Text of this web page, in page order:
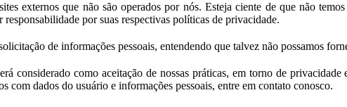
externos que não são operados por nós. Esteja ciente de que não
responsabilidade por suas respectivas políticas de privacidade.
de informações pessoais, entendendo que talvez não possamos
considerado como aceitação de nossas práticas, em torno de
com dados do usuário e informações pessoais, entre em contato conosco.